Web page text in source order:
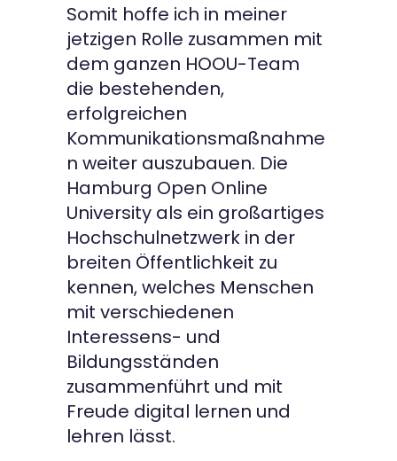
Somit hoffe ich in meiner
jetzigen Rolle zusammen mit
dem ganzen HOOU-Team
die bestehenden,
erfolgreichen
Kommunikationsmaßnahme
n weiter auszubauen. Die
Hamburg Open Online
University als ein großartiges
Hochschulnetzwerk in der
breiten Öffentlichkeit zu
kennen, welches Menschen
mit verschiedenen
Interessens- und
Bildungsständen
zusammenführt und mit
Freude digital lernen und
lehren lässt.